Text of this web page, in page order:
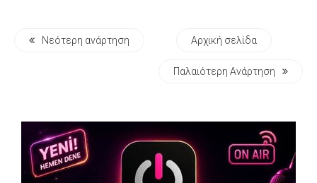
Νεότερη ανάρτηση Αρχική σελίδα
Παλαιότερη Ανάρτηση